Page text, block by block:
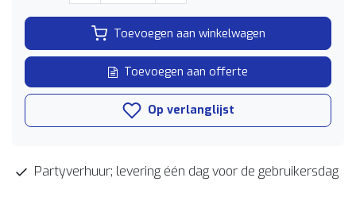
Toevoegen aan winkelwagen
Toevoegen aan offerte
Op verlanglijst
Partyverhuur; levering één dag voor de gebruikersdag